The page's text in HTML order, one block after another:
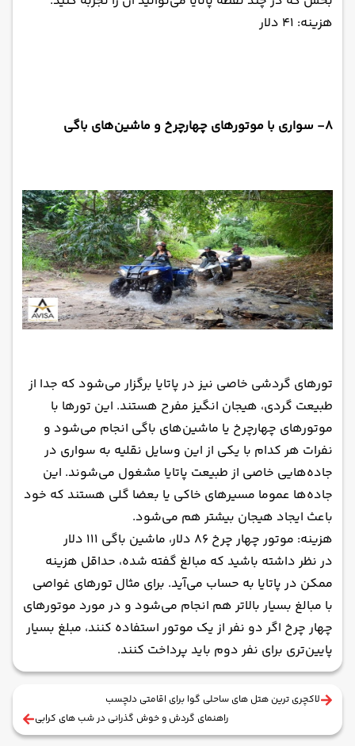
هزینه: ۴۱ دلار
۸- سواری با موتورهای چهارچرخ و ماشین‌های باگی
تورهای گردشی خاصی نیز در پاتایا برگزار می‌شود که جدا از
طبیعت گردی، هیجان انگیز مفرح هستند. این تورها با
موتورهای چهارچرخ یا ماشین‌های باگی انجام می‌شود و
نفرات هر کدام با یکی از این وسایل نقلیه به سواری در
جاده‌هایی خاصی از طبیعت پاتایا مشغول می‌شوند. این
جاده‌ها عموما مسیرهای خاکی یا بعضا گلی هستند که خود
باعث ایجاد هیجان بیشتر هم می‌شود.
هزینه: موتور چهار چرخ ۸۶ دلار، ماشین باگی ۱۱۱ دلار
در نظر داشته باشید که مبالغ گفته شده، حداقل هزینه
ممکن در پاتایا به حساب می‌آید. برای مثال تورهای غواصی
با مبالغ بسیار بالاتر هم انجام می‌شود و در مورد موتورهای
چهار چرخ اگر دو نفر از یک موتور استفاده کنند، مبلغ بسیار
پایین‌تری برای نفر دوم باید پرداخت کنند.
لاکچری ترین هتل های ساحلی گوا برای اقامتی دلچسب
راهنمای گردش و خوش گذرانی در شب های کرابی